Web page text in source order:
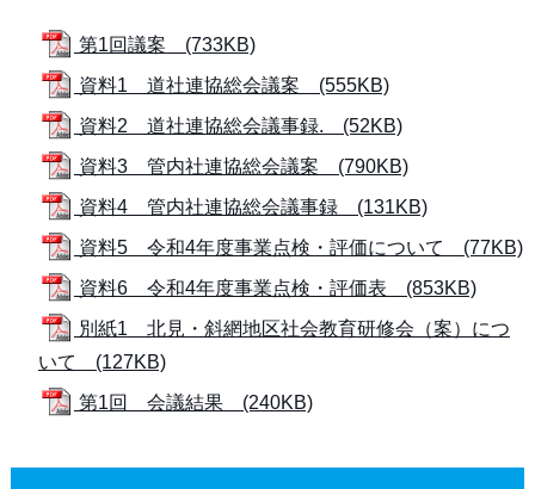
第1回議案 (733KB)
資料1 道社連協総会議案 (555KB)
資料2 道社連協総会議事録. (52KB)
資料3 管内社連協総会議案 (790KB)
資料4 管内社連協総会議事録 (131KB)
資料5 令和4年度事業点検・評価について (77KB)
資料6 令和4年度事業点検・評価表 (853KB)
別紙1 北見・斜網地区社会教育研修会（案）につ
いて (127KB)
第1回 会議結果 (240KB)